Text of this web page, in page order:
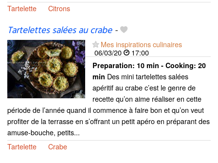
Tartelette
Citrons
Tartelettes salées au crabe-
Mes inspirations culinaires
06/03/20
17:00
Preparation: 10 min - Cooking: 20
min Des mini tartelettes salées
apéritif au crabe c’est le genre de
recette qu’on aime réaliser en cette
période de l’année quand il commence à faire bon et qu’on veut
profiter de la terrasse en s’offrant un petit apéro en préparant des
amuse-bouche, petits...
Tartelette
Crabe